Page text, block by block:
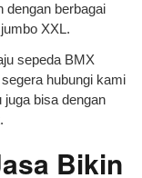
dengan berbagai
XXL.
sepeda BMX
hubungi kami
bisa dengan
Bikin